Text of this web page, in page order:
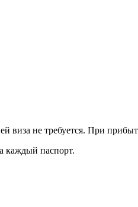
виза не требуется. При
каждый паспорт.